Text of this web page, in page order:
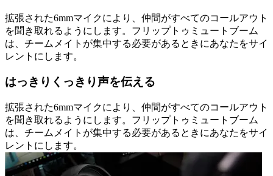
拡張された6mmマイクにより、仲間がすべてのコールアウト
を聞き取れるようにします。フリップトゥミュートブーム
は、チームメイトが集中する必要があるときにあなたをサイ
レントにします。
はっきりくっきり声を伝える
拡張された6mmマイクにより、仲間がすべてのコールアウト
を聞き取れるようにします。フリップトゥミュートブーム
は、チームメイトが集中する必要があるときにあなたをサイ
レントにします。